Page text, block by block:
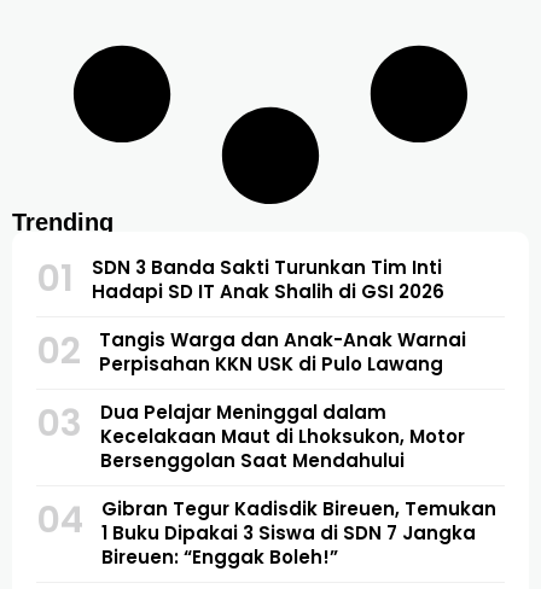
Trending
01
SDN 3 Banda Sakti Turunkan Tim Inti
Hadapi SD IT Anak Shalih di GSI 2026
02
Tangis Warga dan Anak-Anak Warnai
Perpisahan KKN USK di Pulo Lawang
03
Dua Pelajar Meninggal dalam
Kecelakaan Maut di Lhoksukon, Motor
Bersenggolan Saat Mendahului
04
Gibran Tegur Kadisdik Bireuen, Temukan
1 Buku Dipakai 3 Siswa di SDN 7 Jangka
Bireuen: “Enggak Boleh!”